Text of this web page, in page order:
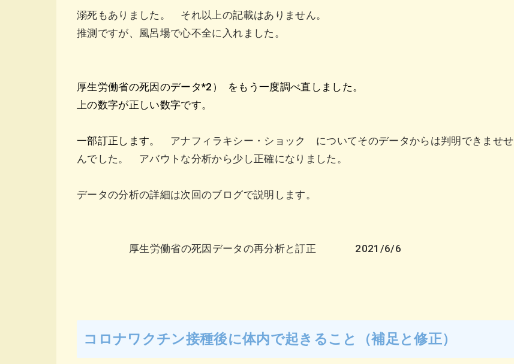
溺死もありました。 それ以上の記載はありません。
推測ですが、風呂場で心不全に入れました。
厚生労働省の死因のデータ*2）
をもう一度調べ直しました。
上の数字が正しい数字です。
一部訂正します。 アナフィラキシー・ショック についてそのデータからは判明できませせ
んでした。 アバウトな分析から少し正確になりました。
データの分析の詳細は次回のブログで説明します。
厚生労働省の死因データの再分析と訂正 2021/6/6
コロナワクチン接種後に体内で起きること（補足と修正）